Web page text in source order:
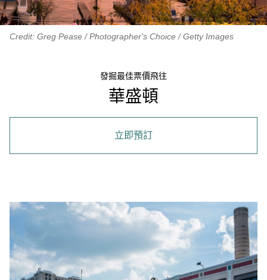
Credit: Greg Pease / Photographer's Choice / Getty Images
發掘最佳票價飛往
華盛頓
立即預訂